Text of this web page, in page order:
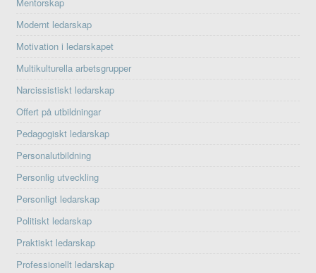
Mentorskap
Modernt ledarskap
Motivation i ledarskapet
Multikulturella arbetsgrupper
Narcissistiskt ledarskap
Offert på utbildningar
Pedagogiskt ledarskap
Personalutbildning
Personlig utveckling
Personligt ledarskap
Politiskt ledarskap
Praktiskt ledarskap
Professionellt ledarskap